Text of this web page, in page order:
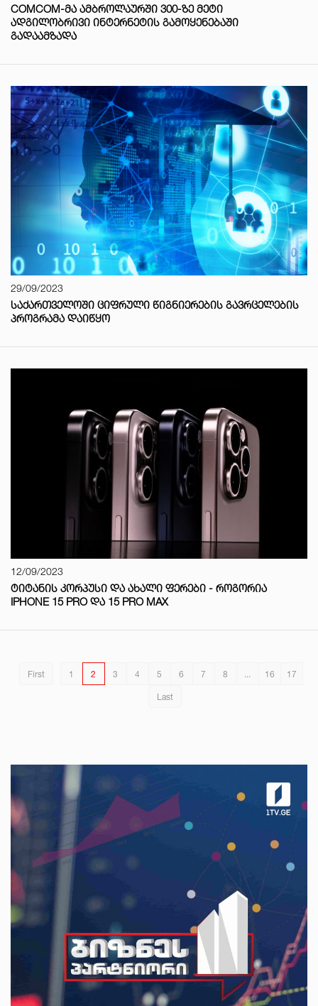
COMCOM-ᲛᲐ ᲐᲛᲑᲠᲝᲚᲐᲣᲠᲨᲘ 300-ᲖᲔ ᲛᲔᲢᲘ
ᲐᲓᲒᲘᲚᲝᲑᲠᲘᲕᲘ ᲘᲜᲢᲔᲠᲜᲔᲢᲘᲡ ᲒᲐᲛᲝᲧᲔᲜᲔᲑᲐᲨᲘ
ᲒᲐᲓᲐᲐᲛᲖᲐᲓᲐ
29/09/2023
ᲡᲐᲥᲐᲠᲗᲕᲔᲚᲝᲨᲘ ᲪᲘᲤᲠᲣᲚᲘ ᲬᲘᲒᲜᲘᲔᲠᲔᲑᲘᲡ ᲒᲐᲕᲠᲪᲔᲚᲔᲑᲘᲡ
ᲞᲠᲝᲒᲠᲐᲛᲐ ᲓᲐᲘᲬᲧᲝ
12/09/2023
ᲢᲘᲢᲐᲜᲘᲡ ᲙᲝᲠᲞᲣᲡᲘ ᲓᲐ ᲐᲮᲐᲚᲘ ᲤᲔᲠᲔᲑᲘ - ᲠᲝᲒᲝᲠᲘᲐ
IPHONE 15 PRO ᲓᲐ 15 PRO MAX
First 1 2 3 4 5 6 7 8 ... 16 17
Last